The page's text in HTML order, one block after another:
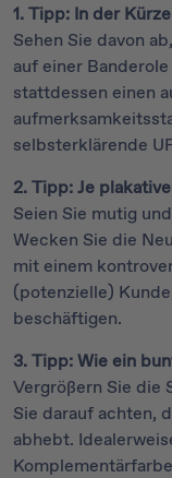
1. Tipp: In der
Sehen Sie davon
auf einer
stattdessen einen
selbsterklärende
2. Tipp: Je
Seien Sie mutig
Wecken Sie die
mit einem
(potenzielle)
beschäftigen.
3. Tipp: Wie ein
Vergrößern Sie die
Sie darauf achten,
abhebt.